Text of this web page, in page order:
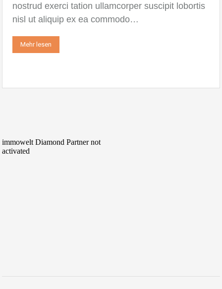
nostrud exerci tation ullamcorper suscipit lobortis
nisl ut aliquip ex ea commodo…
Mehr lesen